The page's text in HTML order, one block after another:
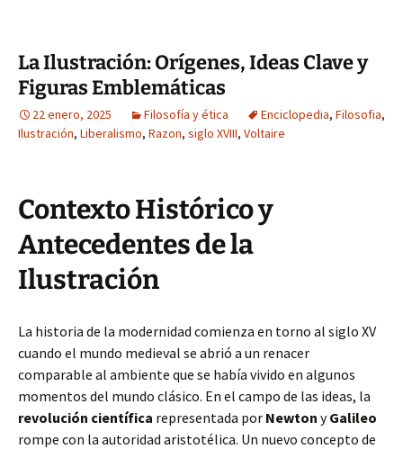
La Ilustración: Orígenes, Ideas Clave y
Figuras Emblemáticas
22 enero, 2025 Filosofía y ética Enciclopedia, Filosofia,
Ilustración, Liberalismo, Razon, siglo XVIII, Voltaire
Contexto Histórico y
Antecedentes de la
Ilustración
La historia de la modernidad comienza en torno al siglo XV
cuando el mundo medieval se abrió a un renacer
comparable al ambiente que se había vivido en algunos
momentos del mundo clásico. En el campo de las ideas, la
revolución científica representada por Newton yGalileo
rompe con la autoridad aristotélica. Un nuevo concepto de